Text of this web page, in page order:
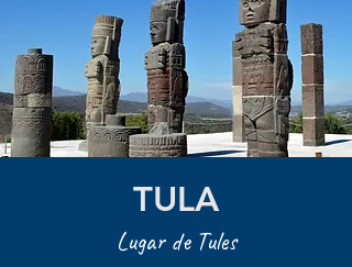
TULA
Lugar de Tules